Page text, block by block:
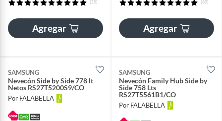
(15)
Agregar
(63)
Agregar
SAMSUNG
Nevecón Side by Side 778 lt
Netos RS27T5200S9/CO
Por FALABELLA
SAMSUNG
Nevecón Family Hub Side by
Side 758 Lts
RS27T5561B1/CO
Por FALABELLA